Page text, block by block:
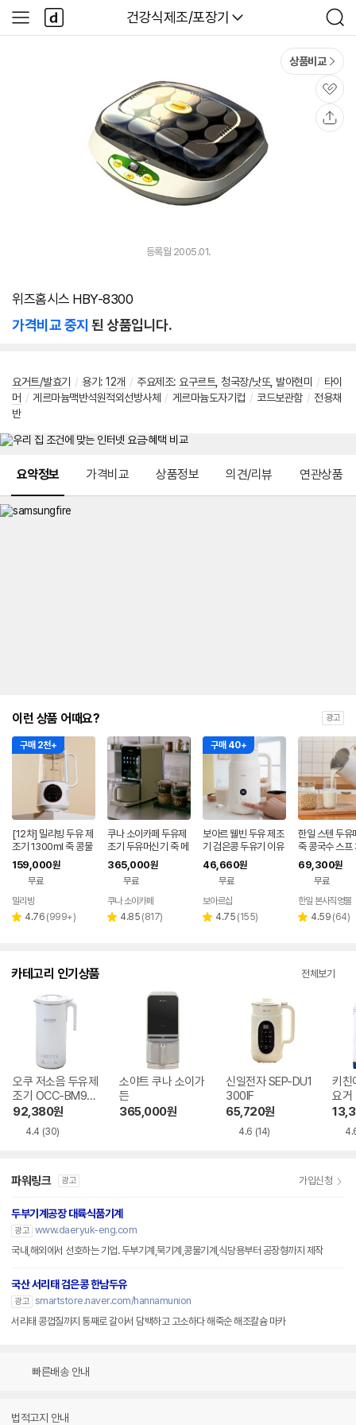
다나와
건강식제조/포장기
검
색
사
이
다
나
와
상품비교
관
심
등록월 2005.01.
위즈홈시스 HBY-8300
가격비교 중지 된 상품입니다.
요거트/발효기 / 용기 : 12개 / 주요제조: 요구르트 청국장/낫또 발아현미 / 타이
머 / 게르마늄맥반석원적외선방사체 / 게르마늄도자기컵 / 코드보관함 / 전용채
반
요약정보 가격비교 상품정보 의견/리뷰 연관상품
이런 상품 어때요? 광고
구매 2천+
[12차] 밀리빙 두유 제
조기 1300ml 죽 콩물
두유기 이유식 메이커
159,000원
무료
밀리빙
별 4.76 리
(999+)
쿠나 소이카페 두유제
조기 두유머신기 죽 메
이커 기계
365,000원
무료
쿠나 소이카페
별 4.85 리
(817)
구매 40+
보아르 웰빈 두유 제조
기 검은콩 두유기 이유
식 만드는 기계 가정용
죽 두부 콩물 메이커
46,660원
무료
페이
보아르샵
별 4.75 리
(155)
한일 스텐 두유
죽 콩국수 스프
세척되는 제조
69,300원
무료
한일 본사직영몰
별 4.59 리
(64)
카테고리 인기상품 전체보기
오쿠 저소음 두유제
조기 OCC-BM900
SV
92,380원
4.4 (30)
소야트 쿠나 소이가
든
365,000원
신일전자 SEP-DU1
300IF
65,720원
4.6 (14)
키친
요
9SC
파워링크 광고 가입신청
두부기계공장 대륙식품기계
광고 www.daeryuk-eng.com
국내,해외에서 선호하는 기업. 두부기계,묵기계,콩물기계,식당용부터 공장형까지 제작
국산 서리태 검은콩 한남두유
광고 smartstore.naver.com/hannamunion
서리태 콩껍질까지 통째로 갈아서 담백하고 고소하다 해죽순 해조칼슘 마카
빠른배송 안내
법적고지 안내